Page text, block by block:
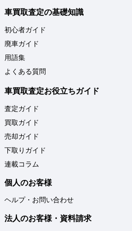
車買取査定の基礎知識
初心者ガイド
廃車ガイド
用語集
よくある質問
車買取査定お役立ちガイド
査定ガイド
買取ガイド
売却ガイド
下取りガイド
連載コラム
個人のお客様
ヘルプ・お問い合わせ
法人のお客様・資料請求